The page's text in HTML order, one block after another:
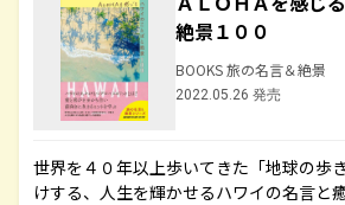
絶景１００
BOOKS 旅の名言＆絶景
2022.05.26 発売
世界を４０年以上歩いてきた「地球の歩
けする、人生を輝かせるハワイの名言と